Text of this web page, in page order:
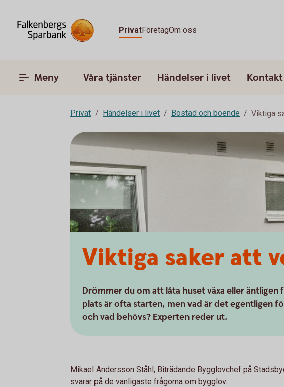
PrivatFöretagOm oss
Meny Våra tjänster Händelser i livet
Privat Händelser i livet Bostad och boende Viktiga
Viktiga saker att
Drömmer du om att låta huset växa eller äntligen
plats är ofta starten, men vad är det egentligen
och vad behövs? Experten reder ut.
Mikael Andersson Ståhl, Biträdande Bygglovchef på
svarar på de vanligaste frågorna om bygglov.